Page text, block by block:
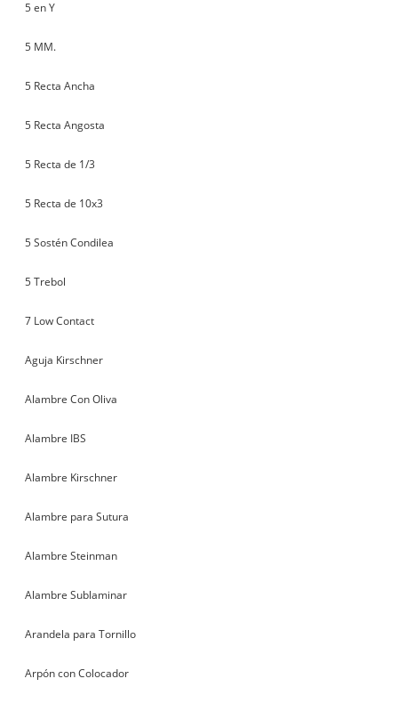
5 en Y
5 MM.
5 Recta Ancha
5 Recta Angosta
5 Recta de 1/3
5 Recta de 10x3
5 Sostén Condilea
5 Trebol
7 Low Contact
Aguja Kirschner
Alambre Con Oliva
Alambre IBS
Alambre Kirschner
Alambre para Sutura
Alambre Steinman
Alambre Sublaminar
Arandela para Tornillo
Arpón con Colocador